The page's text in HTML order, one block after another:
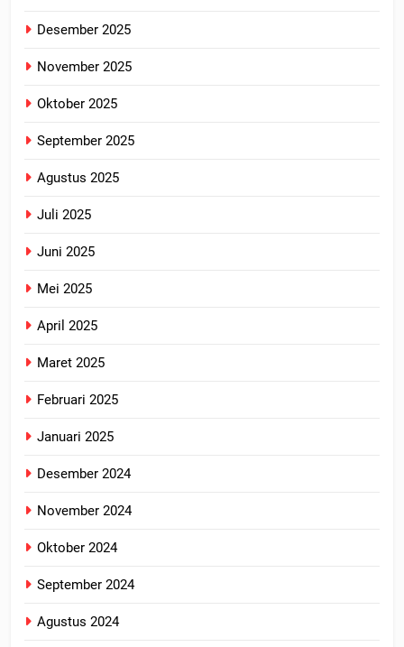
Desember 2025
November 2025
Oktober 2025
September 2025
Agustus 2025
Juli 2025
Juni 2025
Mei 2025
April 2025
Maret 2025
Februari 2025
Januari 2025
Desember 2024
November 2024
Oktober 2024
September 2024
Agustus 2024